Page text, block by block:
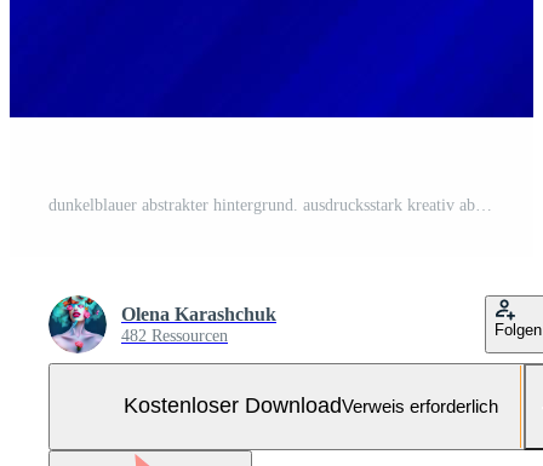
Olena Karashchuk
482 Ressourcen Folgen
Kostenloser DownloadVerweis erforderlich